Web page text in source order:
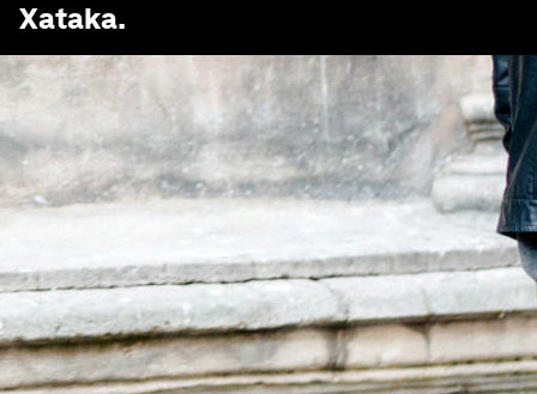
Xataka.